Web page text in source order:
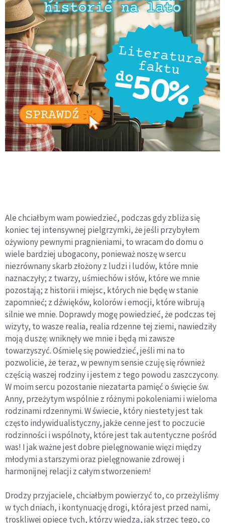
Ale chciałbym wam powiedzieć, podczas gdy zbliża się
koniec tej intensywnej pielgrzymki, że jeśli przybyłem
ożywiony pewnymi pragnieniami, to wracam do domu o
wiele bardziej ubogacony, ponieważ noszę w sercu
niezrównany skarb złożony z ludzi i ludów, które mnie
naznaczyły; z twarzy, uśmiechów i słów, które we mnie
pozostają; z historii i miejsc, których nie będę w stanie
zapomnieć; z dźwięków, kolorów i emocji, które wibrują
silnie we mnie. Doprawdy mogę powiedzieć, że podczas tej
wizyty, to wasze realia, realia rdzenne tej ziemi, nawiedziły
moją duszę: wniknęły we mnie i będą mi zawsze
towarzyszyć. Ośmielę się powiedzieć, jeśli mi na to
pozwolicie, że teraz, w pewnym sensie czuję się również
częścią waszej rodziny i jestem z tego powodu zaszczycony.
W moim sercu pozostanie niezatarta pamięć o święcie św.
Anny, przeżytym wspólnie z różnymi pokoleniami i wieloma
rodzinami rdzennymi. W świecie, który niestety jest tak
często indywidualistyczny, jakże cenne jest to poczucie
rodzinności i wspólnoty, które jest tak autentyczne pośród
was! I jak ważne jest dobre pielęgnowanie więzi między
młodymi a starszymi oraz pielęgnowanie zdrowej i
harmonijnej relacji z całym stworzeniem!
Drodzy przyjaciele, chciałbym powierzyć to, co przeżyliśmy
w tych dniach, i kontynuację drogi, która jest przed nami,
troskliwej opiece tych, którzy wiedzą, jak strzec tego, co